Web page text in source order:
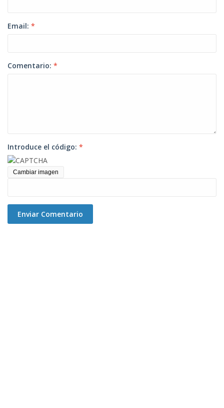
Email: *
Comentario: *
Introduce el código: *
Cambiar imagen
Enviar Comentario